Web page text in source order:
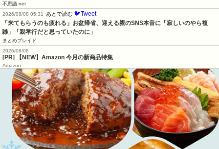
不思議.net
2026/08/08 05:31
あとで読む 🐦Tweet
「来てもらうのも疲れる」お盆帰省、迎える親のSNS本音に「寂しいのやら複
雑」「親孝行だと思っていたのに」
まとめブレイド
2026/08/08
[PR] 【NEW】Amazon 今月の新商品特集
Amazon